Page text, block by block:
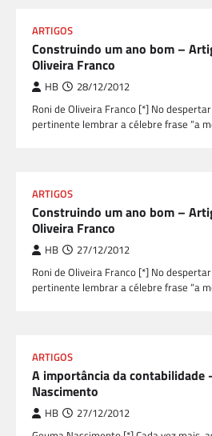
ARTIGOS
Construindo um ano bom –
Oliveira Franco
HB 28/12/2012
Roni de Oliveira Franco [*] No
pertinente lembrar a célebre frase “a
ARTIGOS
Construindo um ano bom –
Oliveira Franco
HB 27/12/2012
Roni de Oliveira Franco [*] No
pertinente lembrar a célebre frase “a
ARTIGOS
A importância da contabilidade
Nascimento
HB 27/12/2012